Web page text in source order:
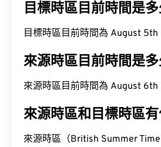
目標時區目前時間是多
目標時區目前時間為 August
來源時區目前時間是多
來源時區目前時間為 August
來源時區和目標時區
來源時區（British Summer